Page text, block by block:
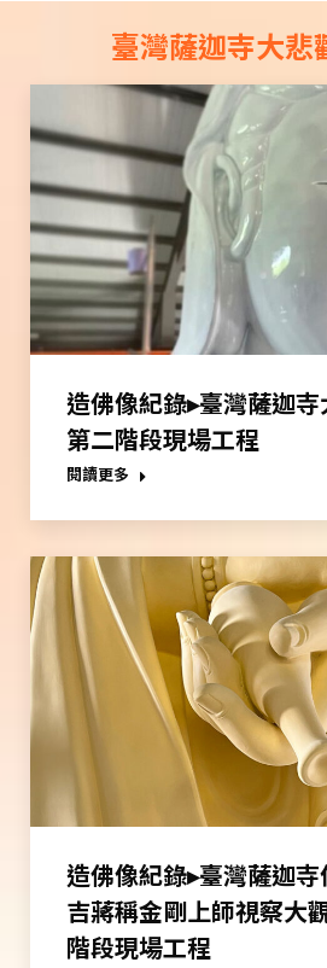
臺灣薩迦寺大悲
造佛像紀錄▸臺灣薩迦
第二階段現場工程
閱讀更多
造佛像紀錄▸臺灣薩迦
吉蔣稱金剛上師視察大
階段現場工程